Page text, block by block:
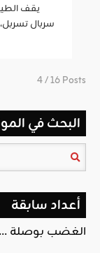
يقف
سربال
4 / 16 Posts
البحث في
أعداد سابقة
الغضب بوصلة …